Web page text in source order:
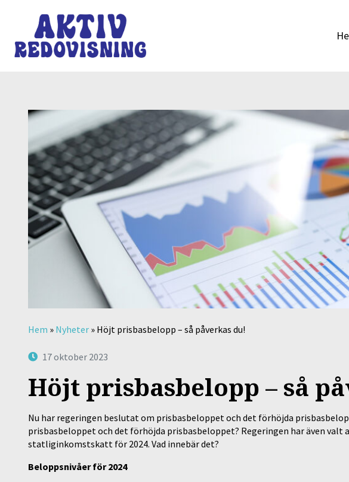
Hem » Nyheter » Höjt prisbasbelopp – så påverkas du!
17 oktober 2023
Höjt prisbasbelopp – så
Nu har regeringen beslutat om prisbasbeloppet och det förhöjda
prisbasbeloppet och det förhöjda prisbasbeloppet? Regeringen har även
statliginkomstskatt för 2024. Vad innebär det?
Beloppsnivåer för 2024